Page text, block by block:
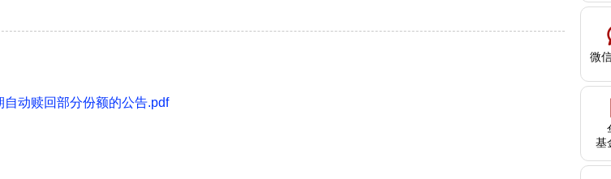
微
基
动赎回部分份额的公告.pdf